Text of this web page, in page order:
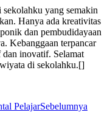
yang semakin
Hanya ada kreativitas
dan pembudidayaan
Kebanggaan terpancar
inovatif. Selamat
di sekolahku.[]
PelajarSebelumnya